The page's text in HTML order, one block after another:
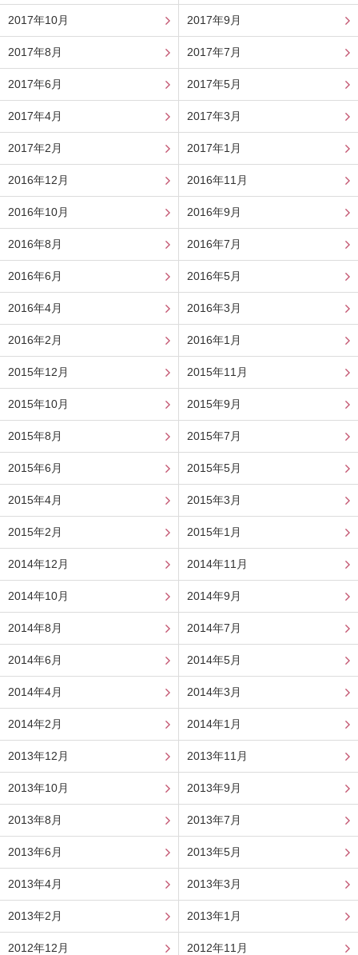
2017年10月 2017年9月
2017年8月 2017年7月
2017年6月 2017年5月
2017年4月 2017年3月
2017年2月 2017年1月
2016年12月 2016年11月
2016年10月 2016年9月
2016年8月 2016年7月
2016年6月 2016年5月
2016年4月 2016年3月
2016年2月 2016年1月
2015年12月 2015年11月
2015年10月 2015年9月
2015年8月 2015年7月
2015年6月 2015年5月
2015年4月 2015年3月
2015年2月 2015年1月
2014年12月 2014年11月
2014年10月 2014年9月
2014年8月 2014年7月
2014年6月 2014年5月
2014年4月 2014年3月
2014年2月 2014年1月
2013年12月 2013年11月
2013年10月 2013年9月
2013年8月 2013年7月
2013年6月 2013年5月
2013年4月 2013年3月
2013年2月 2013年1月
2012年12月 2012年11月